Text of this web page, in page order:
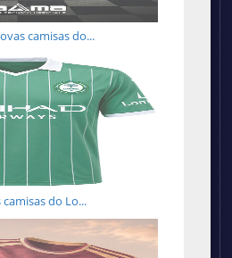
camisas do...
do Lo...